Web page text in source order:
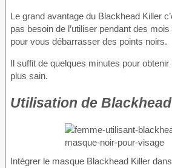
Le grand avantage du Blackhead Killer
pas besoin de l’utiliser pendant des
pour vous débarrasser des points noirs.
Il suffit de quelques minutes pour
plus sain.
Utilisation de
Intégrer le masque Blackhead Killer